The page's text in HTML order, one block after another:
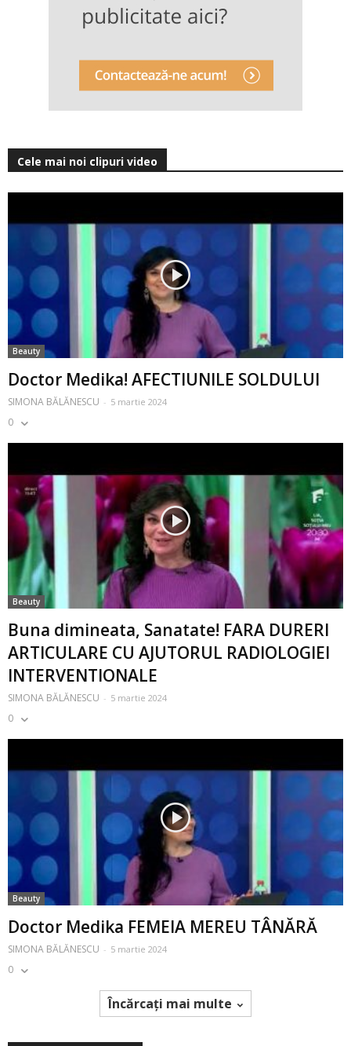
Cele mai noi clipuri video
Beauty
Doctor Medika! AFECTIUNILE SOLDULUI
SIMONA BĂLĂNESCU - 5 martie 2024
0
Beauty
Buna dimineata, Sanatate! FARA DURERI
ARTICULARE CU AJUTORUL RADIOLOGIEI
INTERVENTIONALE
SIMONA BĂLĂNESCU - 5 martie 2024
0
Beauty
Doctor Medika FEMEIA MEREU TÂNĂRĂ
SIMONA BĂLĂNESCU - 5 martie 2024
0
Încărcați mai multe